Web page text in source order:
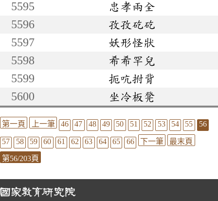
5595
忠孝兩全
5596
孜孜矻矻
5597
妖形怪狀
5598
希希罕兒
5599
扼吭拊背
5600
坐冷板凳
第一頁 上一筆 46 47 48 49 50 51 52 53 54 55 56
57 58 59 60 61 62 63 64 65 66 下一筆 最末頁
第56/203頁